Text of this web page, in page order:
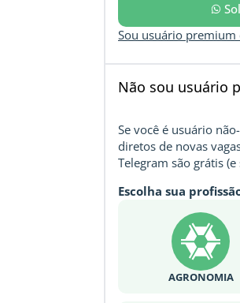
Sou usuário premium
Não sou usuário
Se você é usuário
diretos de novas
Telegram são grátis
Escolha sua
AGRONOMIA